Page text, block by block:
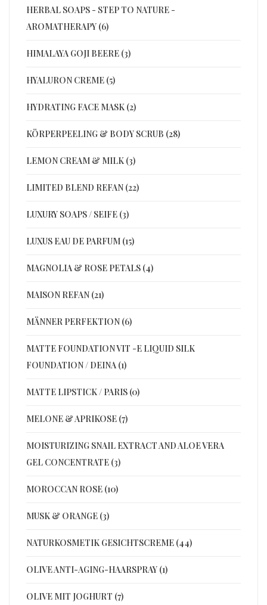
HERBAL SOAPS - STEP TO NATURE -
AROMATHERAPY (6)
HIMALAYA GOJI BEERE (3)
HYALURON CREME (5)
HYDRATING FACE MASK (2)
KÖRPERPEELING & BODY SCRUB (28)
LEMON CREAM & MILK (3)
LIMITED BLEND REFAN (22)
LUXURY SOAPS / SEIFE (3)
LUXUS EAU DE PARFUM (15)
MAGNOLIA & ROSE PETALS (4)
MAISON REFAN (21)
MÄNNER PERFEKTION (6)
MATTE FOUNDATION VIT -E LIQUID SILK
FOUNDATION / DEINA (1)
MATTE LIPSTICK / PARIS (0)
MELONE & APRIKOSE (7)
MOISTURIZING SNAIL EXTRACT AND ALOE VERA
GEL CONCENTRATE (3)
MOROCCAN ROSE (10)
MUSK & ORANGE (3)
NATURKOSMETIK GESICHTSCREME (44)
OLIVE ANTI-AGING-HAARSPRAY (1)
OLIVE MIT JOGHURT (7)